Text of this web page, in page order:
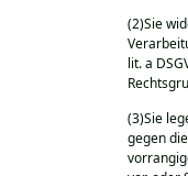
(2)Sie
lit. a
(3)Sie
gegen